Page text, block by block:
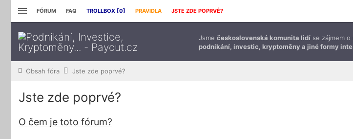
FÓRUM FAQ TROLLBOX [0] PRAVIDLA JSTE ZDE POPRVÉ?
Jsme československá komunita lidí se zájmem
podnikání, investic, kryptoměny a jiné formy
Obsah fóra Jste zde poprvé?
Jste zde poprvé?
O čem je toto fórum?